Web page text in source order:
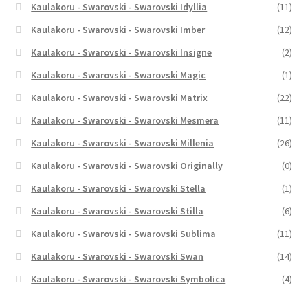
Kaulakoru - Swarovski - Swarovski Idyllia
(11)
Kaulakoru - Swarovski - Swarovski Imber
(12)
Kaulakoru - Swarovski - Swarovski Insigne
(2)
Kaulakoru - Swarovski - Swarovski Magic
(1)
Kaulakoru - Swarovski - Swarovski Matrix
(22)
Kaulakoru - Swarovski - Swarovski Mesmera
(11)
Kaulakoru - Swarovski - Swarovski Millenia
(26)
Kaulakoru - Swarovski - Swarovski Originally
(0)
Kaulakoru - Swarovski - Swarovski Stella
(1)
Kaulakoru - Swarovski - Swarovski Stilla
(6)
Kaulakoru - Swarovski - Swarovski Sublima
(11)
Kaulakoru - Swarovski - Swarovski Swan
(14)
Kaulakoru - Swarovski - Swarovski Symbolica
(4)